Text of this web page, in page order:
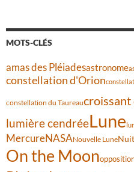
MOTS-CLÉS
amas des Pléiadesastronome
constellation d'Orion
constellation du Taureaucroissant
lumière cendréeLune
MercureNASANouvelle Lune
On the Moon